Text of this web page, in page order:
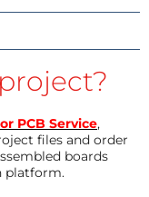
PCB Service,
files and order
boards
platform.